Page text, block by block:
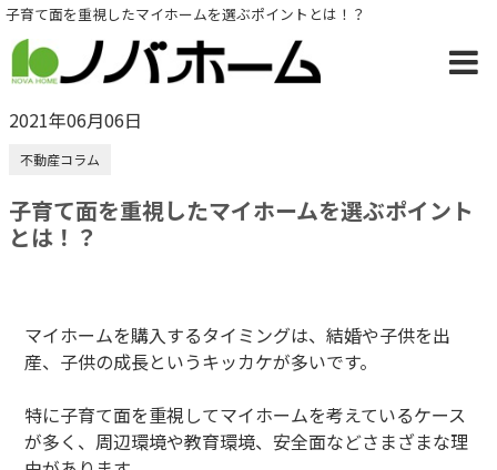
子育て面を重視したマイホームを選ぶポイントとは！？
2021年06月06日
不動産コラム
子育て面を重視したマイホームを選ぶポイント
とは！？
マイホームを購入するタイミングは、結婚や子供を出
産、子供の成長というキッカケが多いです。
特に子育て面を重視してマイホームを考えているケース
が多く、周辺環境や教育環境、安全面などさまざまな理